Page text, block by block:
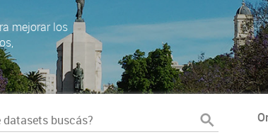
mejorar los